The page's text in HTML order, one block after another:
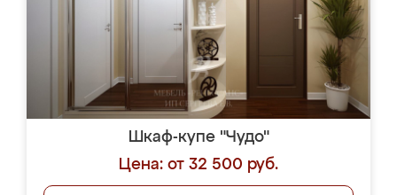
Шкаф-купе "Чудо"
Цена: от 32 500 руб.